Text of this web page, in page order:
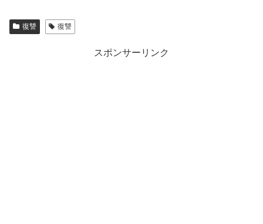
復讐 復讐
スポンサーリンク